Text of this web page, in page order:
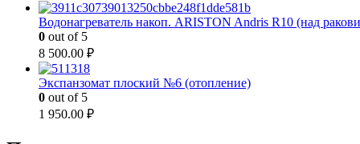
Водонагреватель накоп. ARISTON Andris R10 (над
0 out of 5
8 500.00 ₽
Экспанзомат плоский №6 (отопление)
0 out of 5
1 950.00 ₽